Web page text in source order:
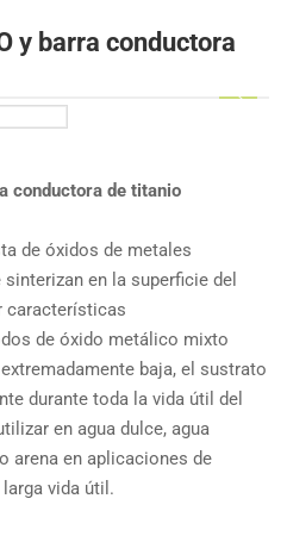
y barra conductora
conductora de titanio
de óxidos de metales
en la superficie del
características
de óxido metálico mixto
baja, el sustrato
durante toda la vida útil del
en agua dulce, agua
arena en aplicaciones de
vida útil.